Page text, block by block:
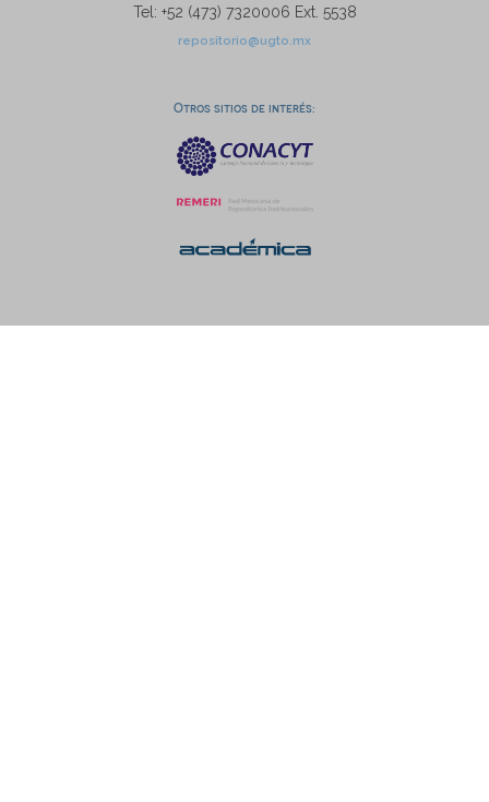
Tel: +52 (473) 7320006 Ext. 5538
repositorio@ugto.mx
Otros sitios de interés: